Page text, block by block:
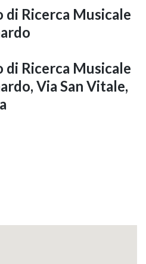
Ricerca Musicale
Ricerca Musicale
Via San Vitale,